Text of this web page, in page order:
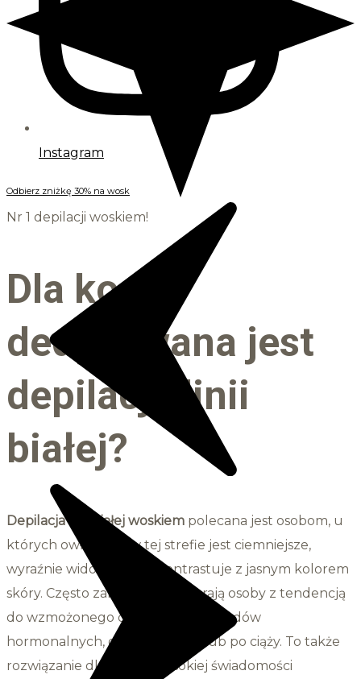
Instagram
Odbierz zniżkę 30% na wosk
Nr 1 depilacji woskiem!
Dla kogo
dedykowana jest
depilacja linii
białej?
Depilacja linii białej woskiem polecana jest osobom, u
których owłosienie w tej strefie jest ciemniejsze,
wyraźnie widoczne lub kontrastuje z jasnym kolorem
skóry. Często zabieg ten wybierają osoby z tendencją
do wzmożonego owłosienia z powodów
hormonalnych, genetycznych lub po ciąży. To także
rozwiązanie dla osób o wysokiej świadomości